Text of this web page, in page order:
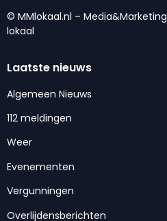
© MMlokaal.nl – Media&Marketing
lokaal
Laatste nieuws
Algemeen Nieuws
112 meldingen
Weer
Evenementen
Vergunningen
Overlijdensberichten